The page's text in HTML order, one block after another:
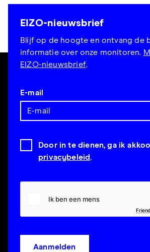
EIZO-nieuwsbrief
Blijf op de hoogte en ontvang de
informatie over onze monitoren.
EIZO-nieuwsbrief.
E-mail
Door in te dienen, ga ik
privacybeleid.
Aanmelden